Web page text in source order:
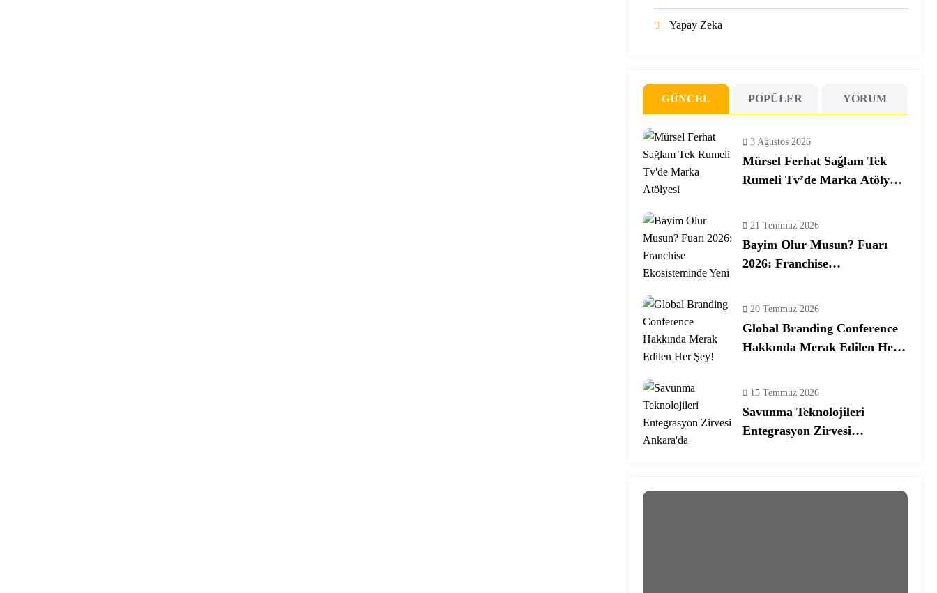
Yapay Zeka
GÜNCEL POPÜLER YORUM
3 Ağustos 2026
Mürsel Ferhat Sağlam Tek
Rumeli Tv’de Marka Atölyesi
21 Temmuz 2026
Bayim Olur Musun? Fuarı
2026: Franchise
20 Temmuz 2026
Global Branding Conference
Hakkında Merak Edilen Her
15 Temmuz 2026
Savunma Teknolojileri
Entegrasyon Zirvesi